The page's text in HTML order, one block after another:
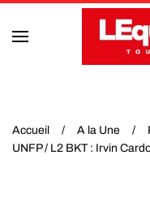
Accéder au
Accueil A la Une
UNFP / L2 BKT : Irvin